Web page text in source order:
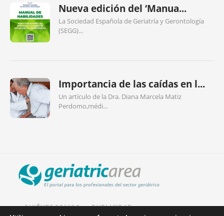
Nueva edición del ‘Manua...
La Sociedad Española de Geriatría y Gerontología
(SEGG)...
Importancia de las caídas en l...
Un artículo de la Dra. Diana Marcela Matiz
Perdomo,médi...
QUIÉNES SOMOS PUBLICIDAD